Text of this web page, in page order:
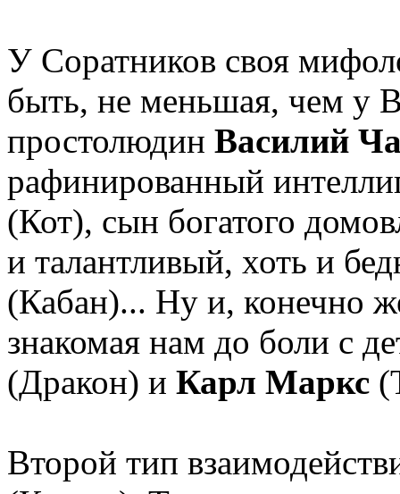
У Соратников своя
быть, не меньшая, чем у
простолюдин Василий
рафинированный
(Кот), сын богатого
и талантливый, хоть и
(Кабан)... Ну и, конечно
знакомая нам до боли с
(Дракон) и Карл Маркс
Второй тип